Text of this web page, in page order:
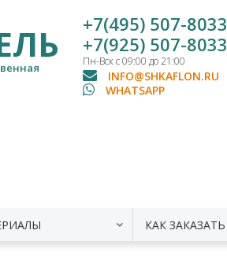
+7(495) 507-8033
+7(925) 507-8033
Пн-Вск с 09:00 до 21:00
INFO@SHKAFLON.RU
WHATSAPP
КАК ЗАКАЗАТЬ